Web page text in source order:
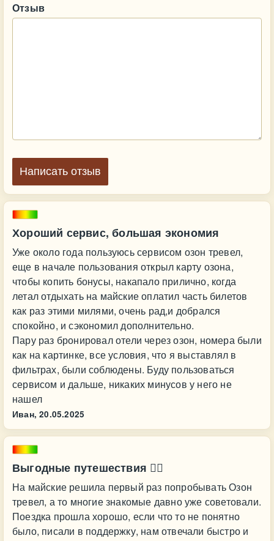
Хороший сервис, большая экономия
Уже около года пользуюсь сервисом озон тревел,
еще в начале пользования открыл карту озона,
чтобы копить бонусы, накапало прилично, когда
летал отдыхать на майские оплатил часть билетов
как раз этими милями, очень рад,и добрался
спокойно, и сэкономил дополнительно.
Пару раз бронировал отели через озон, номера были
как на картинке, все условия, что я выставлял в
фильтрах, были соблюдены. Буду пользоваться
сервисом и дальше, никаких минусов у него не
нашел
Иван, 20.05.2025
Выгодные путешествия 👍🏼
На майские решила первый раз попробывать Озон
тревел, а то многие знакомые давно уже советовали.
Поездка прошла хорошо, если что то не понятно
было, писали в поддержку, нам отвечали быстро и
Отзыв
Написать отзыв